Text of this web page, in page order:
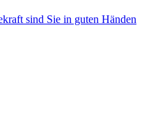
sind Sie in guten Händen